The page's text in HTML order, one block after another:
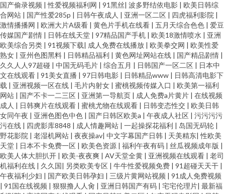
国产偷录视频 |性爱视频福利网 | 91黑丝| 波多野结依电影 | 欧美日韩综
合网站 | 国产性爱285p | 日韩午夜成人 | 亚洲一区二区 | 四虎福利影院 |
激情播播网 | 欧洲大片A级看 | 黄色片手机在线看 | 五月天综合色色 | 爱豆
传媒国产剧情 | 日韩在线天堂 | 97精品国产手机 | 欧美18激情喷水 | 亚洲
欧美综合另类 | 91视频下载| 成人免费在线播放 | 欧美拳交网 | 欧美性爱
熟女 | 亚州色图黑料 | 日韩精品福利 | 黄色网址网站在线 | 国产精品剧情 |
久久人人97超碰 | 中国无码毛片 | 综合五月 | 日韩国产一区二区 | 日本中
文在线观看 | 91美女直播 | 97日韩电影 | 日韩精品www | 日韩高清电影下
载 | 亚洲视频一区在线 | 毛片内射女 | 蜜桃视频传媒入口 | 欧美第一福利
网站 | 国产不卡一二三区 | 亚洲第一导航页 | 成人免费a片黄片 | 在线视频
成人 | 日韩爽片在线观看 | 蜜桃尤物在线观看 | 日韩变态性交 | 欧美日韩
女同午夜 | 亚洲色图色中色 | 国产日韩区欧美a | 午夜成人社区 | 污污污污
污在线 | 四虎影库8848 | 成人情趣网站 | 一起操探花福利 | 岛国无码轮 |
野花影院 | 老湿机网站 | 夜夜操av| 中文字幕国产日韩 | 天美精东|性欧美
天堂 | 日本不卡免费一区 | 欧美色资源 | 福利午夜有码 | 丝瓜视频成年版 |
欧美人体大胆扒开 | 欧美-夜夜爽 | AV天堂全黄 | 亚洲视频在线观看 | 老司
机福利在线 | 久久国| 另类欧美专区 | 牛牛性爱视频免费 | 91超碰天天干 |
午夜福利少妇 | 国产欧美日韩孕妇 | 三级片黄网站视频 | 91成人免费视频
| 91国在线视频 | 狠狠撸人人肏 | 亚洲日韩国产有码 | 宅宅伦理片| 最新福